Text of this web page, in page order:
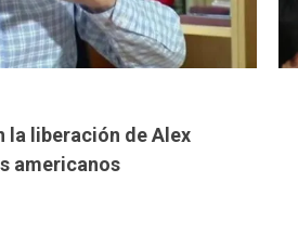
la liberación de Alex
americanos